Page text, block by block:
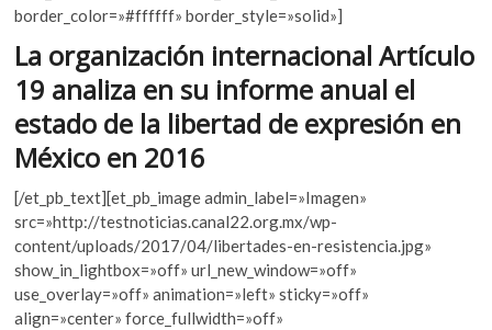
o
k
p
p
border_color=»#ffffff» border_style=»solid»]
La organización internacional Artículo
19 analiza en su informe anual el
estado de la libertad de expresión en
México en 2016
[/et_pb_text][et_pb_image admin_label=»Imagen»
src=»http://testnoticias.canal22.org.mx/wp-
content/uploads/2017/04/libertades-en-resistencia.jpg»
show_in_lightbox=»off» url_new_window=»off»
use_overlay=»off» animation=»left» sticky=»off»
align=»center» force_fullwidth=»off»